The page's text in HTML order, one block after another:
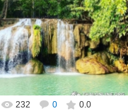
дня из Паттайи на реку Квай,
Эраван, Сайок Ной и Сайок Яй,
город Сангклабури, деревня...
Thai-Online
232 0 0.0